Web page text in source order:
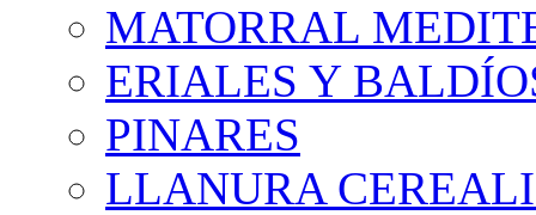
MATORRAL
ERIALES Y
PINARES
LLANURA